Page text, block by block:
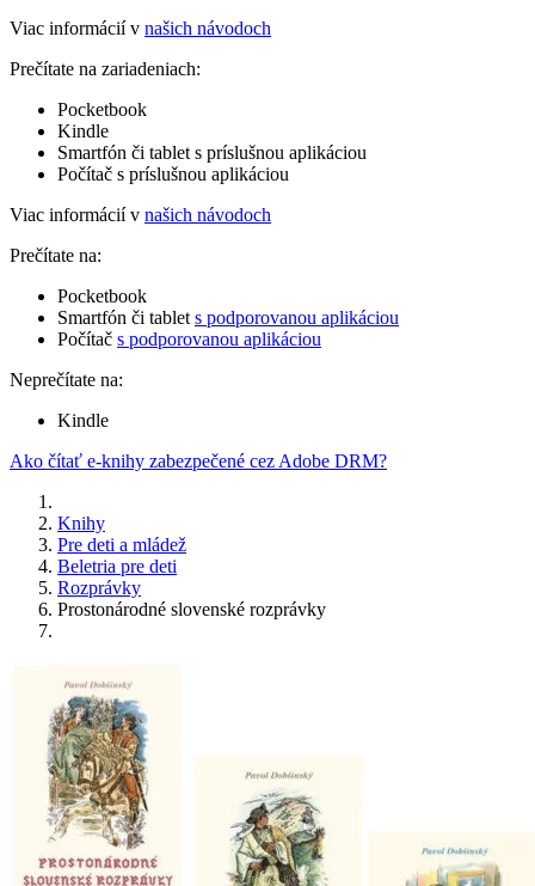
Viac informácií v našich návodoch
Prečítate na zariadeniach:
Pocketbook
Kindle
Smartfón či tablet s príslušnou aplikáciou
Počítač s príslušnou aplikáciou
Viac informácií v našich návodoch
Prečítate na:
Pocketbook
Smartfón či tablet s podporovanou aplikáciou
Počítač s podporovanou aplikáciou
Neprečítate na:
Kindle
Ako čítať e-knihy zabezpečené cez Adobe DRM?
Knihy
Pre deti a mládež
Beletria pre deti
Rozprávky
Prostonárodné slovenské rozprávky